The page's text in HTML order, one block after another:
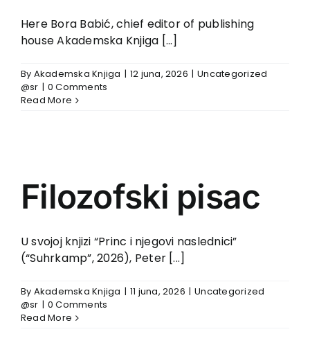
Here Bora Babić, chief editor of publishing
house Akademska Knjiga [...]
By Akademska Knjiga | 12 juna, 2026 | Uncategorized
@sr | 0 Comments
Read More
Filozofski pisac
U svojoj knjizi “Princ i njegovi naslednici”
(“Suhrkamp”, 2026), Peter [...]
By Akademska Knjiga | 11 juna, 2026 | Uncategorized
@sr | 0 Comments
Read More